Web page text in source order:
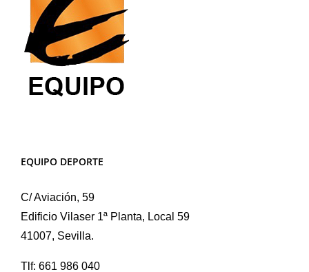
EQUIPO DEPORTE
C/ Aviación, 59
Edificio Vilaser 1ª Planta, Local 59
41007, Sevilla.
Tlf: 661 986 040